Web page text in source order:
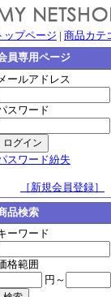
ップページ | 商品カテ
員専用ページ
メールアドレス
スワード
スワード紛失
［新規会員登録］
品検索
ーワード
格範囲
円～